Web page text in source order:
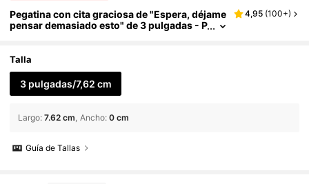
Pegatina con cita graciosa de "Espera, déjame
pensar demasiado esto" de 3 pulgadas - P
ensadores demasiado, fans del humor y entus
iastas del sarcasmo | Regalo ideal para amigo
s, compañeros de trabajo y familiares | Pegati
na divertida y relatable para el humor diario y l
4,95 (100+)
Talla
3 pulgadas/7,62 cm
Largo: 7.62 cm Ancho: 0 cm
Guía de Tallas